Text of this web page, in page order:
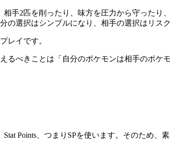
手2匹を削ったり、味方を圧力から守ったり
選択はシンプルになり、相手の選択はリス
レイです。
べきことは「自分のポケモンは相手のポケ
Points、つまりSPを使います。そのため